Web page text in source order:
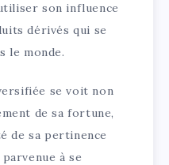
son influence
dérivés qui se
le monde.
se voit non
de sa fortune,
de sa pertinence
à se